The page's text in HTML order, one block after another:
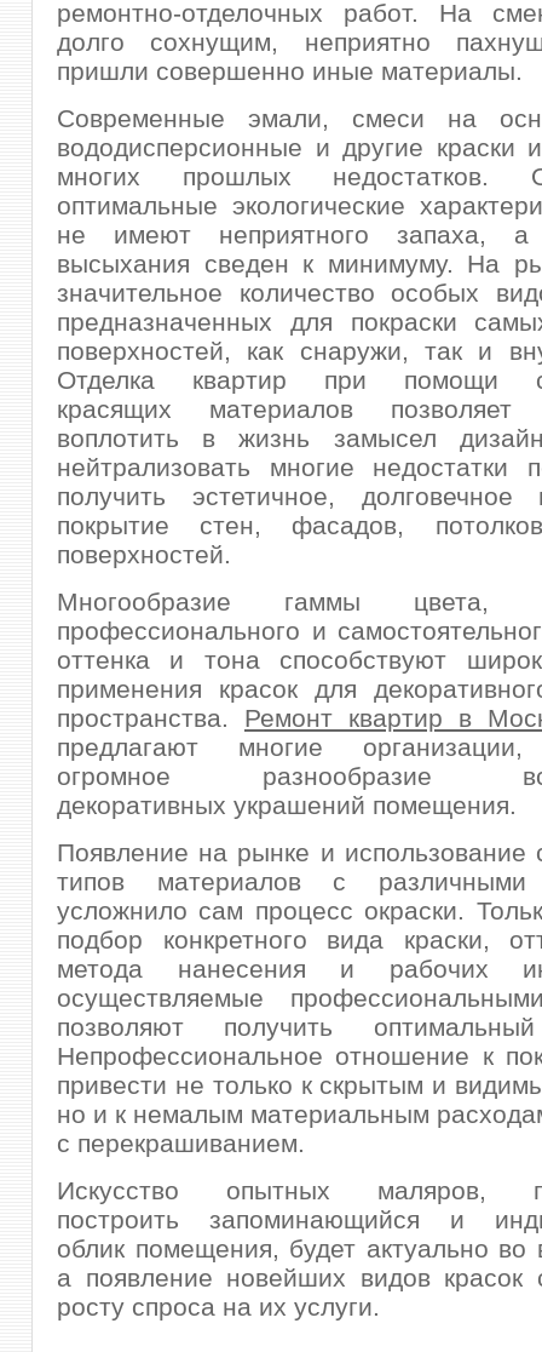
ремонтно-отделочных работ. На
долго сохнущим, неприятно
пришли совершенно иные материалы.
Современные эмали, смеси на
вододисперсионные и другие краски
многих прошлых недостатков.
оптимальные экологические
не имеют неприятного запаха,
высыхания сведен к минимуму. На
значительное количество особых
предназначенных для покраски
поверхностей, как снаружи, так и
Отделка квартир при помощи
красящих материалов
воплотить в жизнь замысел
нейтрализовать многие недостатки
получить эстетичное,
покрытие стен, фасадов,
поверхностей.
Многообразие гаммы цвета,
профессионального и
оттенка и тона способствуют
применения красок для
пространства. Ремонт квартир в
предлагают многие организации,
огромное разнообразие
декоративных украшений помещения.
Появление на рынке и использование
типов материалов с различными
усложнило сам процесс окраски.
подбор конкретного вида краски,
метода нанесения и рабочих
осуществляемые
позволяют получить
Непрофессиональное отношение к
привести не только к скрытым и
но и к немалым материальным
с перекрашиванием.
Искусство опытных маляров,
построить запоминающийся и
облик помещения, будет актуально во
а появление новейших видов красок
росту спроса на их услуги.